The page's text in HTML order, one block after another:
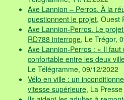
Axe Lannion – Perros. À la
questionnent le projet, Ouest
Axe Lannion-Perros. Le
RD788 interroge, Le Trégor,
Axe Lannion-Perros : « Il
confortable entre les deux
Le Télégramme, 09/12/2022
Vélo en ville : un
vitesse supérieure, La